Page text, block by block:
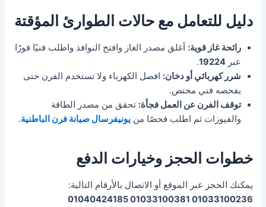
دليل للتعامل مع حالات الطوارئ المؤقتة
رائحة غاز قوية: أغلق مصدر الغاز وافتح النوافذ واطلب فنيًا فورًا
عبر19224
.
شرر كهربائي أو دخان: افصل الكهرباء ولا تستخدم الفرن حتى
يفحصه فني مختص.
توقف الفرن عن العمل فجأة: تحقق من مصدر الطاقة
والفيوزات ثم اطلب فحصًا منيونيفرسال صيانة فرن الباطنية.
خطوات الحجز وخيارات الدفع
يمكنك الحجز عبر الموقع أو الاتصال بالأرقام التالية:
01033100236 01033100381 01040424185